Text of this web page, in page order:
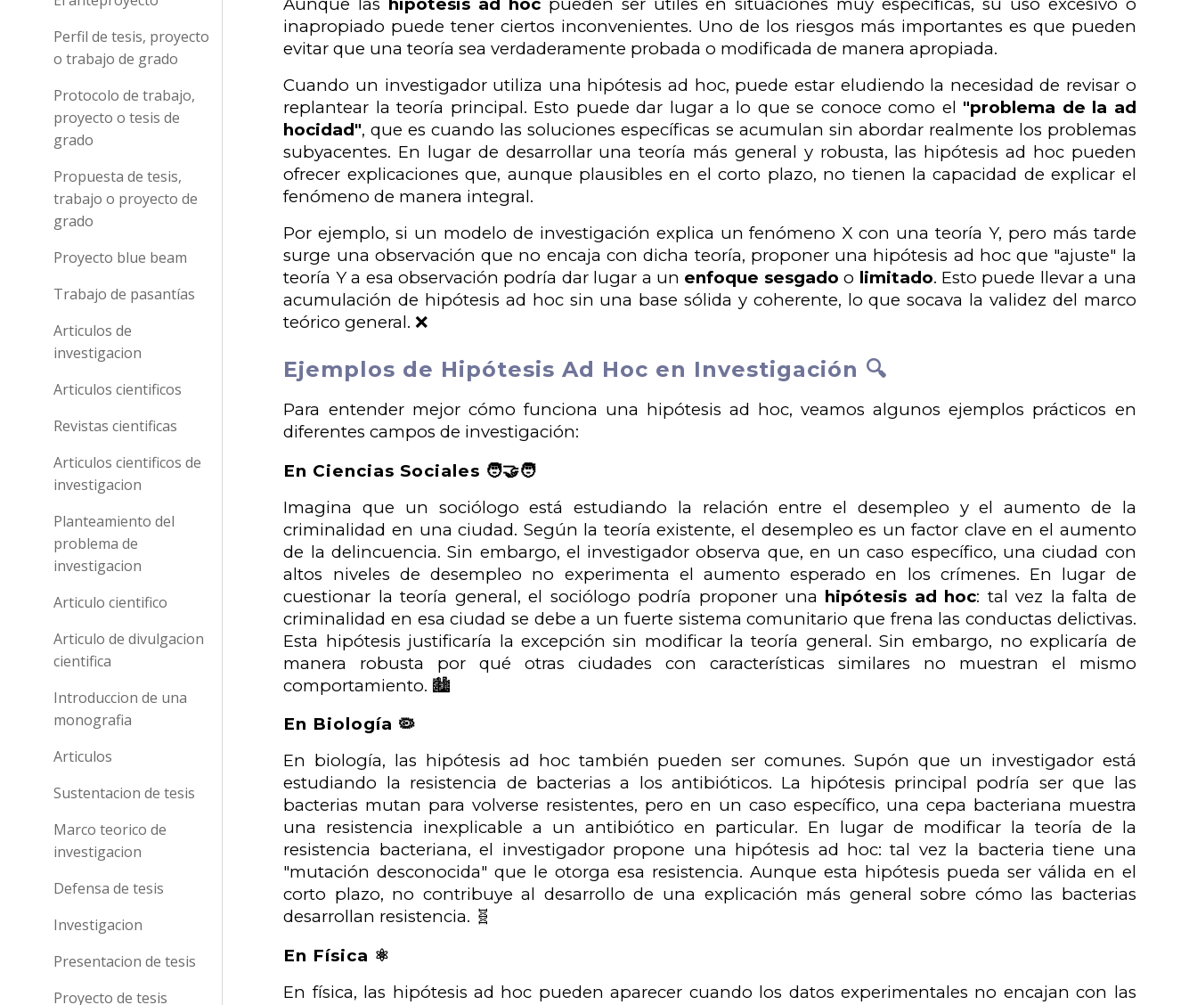
Perfil de tesis, proyecto
o trabajo de grado
Protocolo de trabajo,
proyecto o tesis de
grado
Propuesta de tesis,
trabajo o proyecto de
grado
Proyecto blue beam
Trabajo de pasantías
Articulos de
investigacion
Articulos cientificos
Revistas cientificas
Articulos cientificos de
investigacion
Planteamiento del
problema de
investigacion
Articulo cientifico
Articulo de divulgacion
cientifica
Introduccion de una
monografia
Articulos
Sustentacion de tesis
Marco teorico de
investigacion
Defensa de tesis
Investigacion
Presentacion de tesis
Proyecto de tesis
inapropiado puede tener ciertos inconvenientes. Uno de los riesgos más importantes es que pueden
evitar que una teoría sea verdaderamente probada o modificada de manera apropiada.
Cuando un investigador utiliza una hipótesis ad hoc, puede estar eludiendo la necesidad de revisar o
replantear la teoría principal. Esto puede dar lugar a lo que se conoce como el "problema de la ad
hocidad", que es cuando las soluciones específicas se acumulan sin abordar realmente los problemas
subyacentes. En lugar de desarrollar una teoría más general y robusta, las hipótesis ad hoc pueden
ofrecer explicaciones que, aunque plausibles en el corto plazo, no tienen la capacidad de explicar el
fenómeno de manera integral.
Por ejemplo, si un modelo de investigación explica un fenómeno X con una teoría Y, pero más tarde
surge una observación que no encaja con dicha teoría, proponer una hipótesis ad hoc que "ajuste" la
teoría Y a esa observación podría dar lugar a un enfoque sesgado o limitado. Esto puede llevar a una
acumulación de hipótesis ad hoc sin una base sólida y coherente, lo que socava la validez del marco
teórico general. ❌
Ejemplos de Hipótesis Ad Hoc en Investigación 🔍
Para entender mejor cómo funciona una hipótesis ad hoc, veamos algunos ejemplos prácticos en
diferentes campos de investigación:
En Ciencias Sociales 🧑‍🤝‍🧑
Imagina que un sociólogo está estudiando la relación entre el desempleo y el aumento de la
criminalidad en una ciudad. Según la teoría existente, el desempleo es un factor clave en el aumento
de la delincuencia. Sin embargo, el investigador observa que, en un caso específico, una ciudad con
altos niveles de desempleo no experimenta el aumento esperado en los crímenes. En lugar de
cuestionar la teoría general, el sociólogo podría proponer una hipótesis ad hoc: tal vez la falta de
criminalidad en esa ciudad se debe a un fuerte sistema comunitario que frena las conductas delictivas.
Esta hipótesis justificaría la excepción sin modificar la teoría general. Sin embargo, no explicaría de
manera robusta por qué otras ciudades con características similares no muestran el mismo
comportamiento. 🏙️
En Biología 🦠
En biología, las hipótesis ad hoc también pueden ser comunes. Supón que un investigador está
estudiando la resistencia de bacterias a los antibióticos. La hipótesis principal podría ser que las
bacterias mutan para volverse resistentes, pero en un caso específico, una cepa bacteriana muestra
una resistencia inexplicable a un antibiótico en particular. En lugar de modificar la teoría de la
resistencia bacteriana, el investigador propone una hipótesis ad hoc: tal vez la bacteria tiene una
"mutación desconocida" que le otorga esa resistencia. Aunque esta hipótesis pueda ser válida en el
corto plazo, no contribuye al desarrollo de una explicación más general sobre cómo las bacterias
desarrollan resistencia. 🧬
En Física ⚛️
En física, las hipótesis ad hoc pueden aparecer cuando los datos experimentales no encajan con las